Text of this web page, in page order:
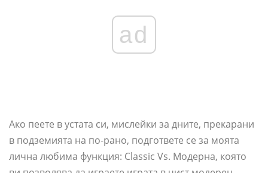
ad
Ако пеете в устата си, мислейки за дните, прекарани
в подземията на по-рано, подгответе се за моята
лична любима функция: Classic Vs. Модерна, която